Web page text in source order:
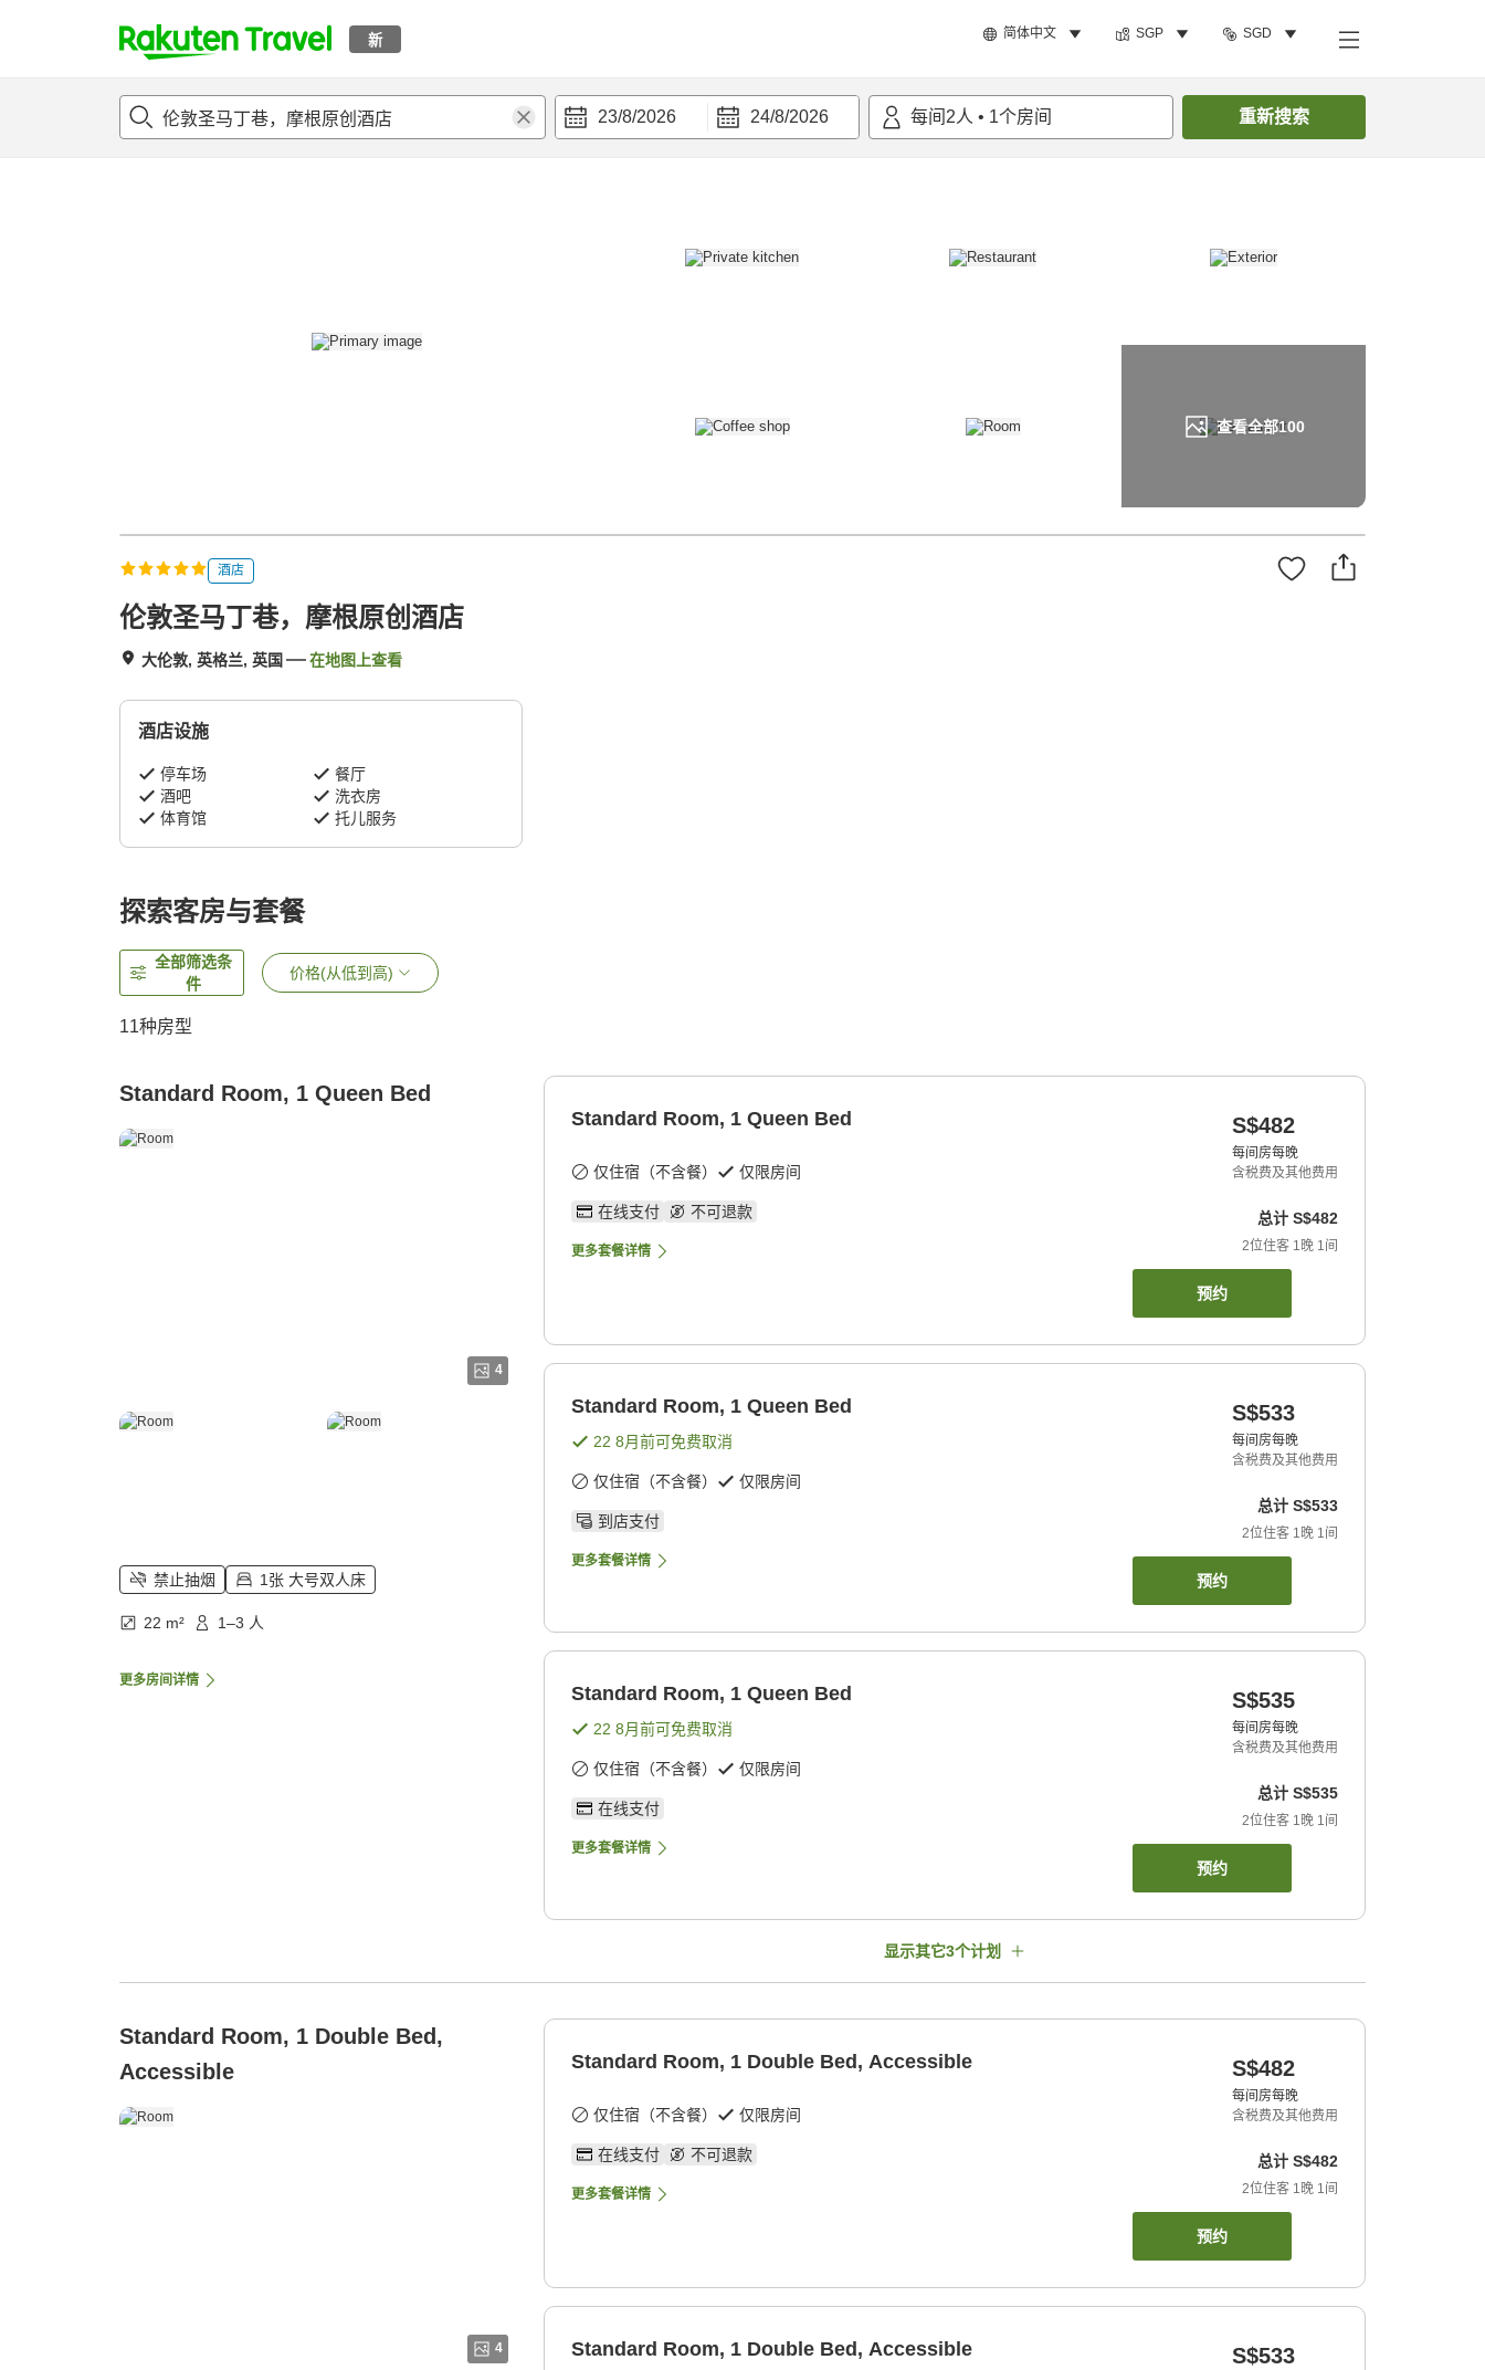
新 简体中文 SGP SGD
t
p
23/8/2026 24/8/2026 每间 2人 • 1个房间 重新搜索
查看全部100
概况 客房及住宿套餐评论设施 搜索客房
酒店
伦敦圣马丁巷，摩根原创酒店
大伦敦, 英格兰, 英国 在地图上查看
酒店设施
停车场
餐厅
酒吧
洗衣房
体育馆
托儿服务
探索客房与套餐
全部筛选条
件
价格(从低到高)
11种房型
Standard Room, 1 Queen Bed
4
禁止抽烟 1张 大号双人床
22 m² 1–3 人
更多房间详情
Standard Room, 1 Queen Bed
仅住宿（不含餐） 仅限房间
在线支付 不可退款
更多套餐详情
S$482
每间房每晚
含税费及其他费用
总计 S$482
2位住客 1晚 1间
预约
Standard Room, 1 Queen Bed
22 8月前可免费取消
仅住宿（不含餐） 仅限房间
到店支付
更多套餐详情
S$533
每间房每晚
含税费及其他费用
总计 S$533
2位住客 1晚 1间
预约
Standard Room, 1 Queen Bed
22 8月前可免费取消
仅住宿（不含餐） 仅限房间
在线支付
更多套餐详情
S$535
每间房每晚
含税费及其他费用
总计 S$535
2位住客 1晚 1间
预约
显示其它3个计划
Standard Room, 1 Double Bed,
Accessible
4
Standard Room, 1 Double Bed, Accessible
仅住宿（不含餐） 仅限房间
在线支付 不可退款
更多套餐详情
S$482
每间房每晚
含税费及其他费用
总计 S$482
2位住客 1晚 1间
预约
Standard Room, 1 Double Bed, Accessible S$533